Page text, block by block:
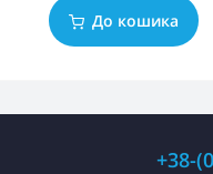
До кошика
+38-